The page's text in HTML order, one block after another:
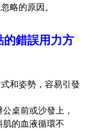
略的原因。
的錯誤用力方
和姿勢，容易引發
公桌前或沙發上，
的血液循環不